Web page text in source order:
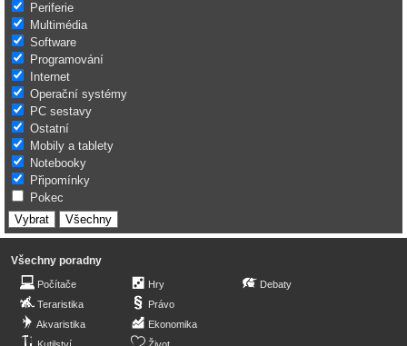
Periferie
Multimédia
Software
Programování
Internet
Operační systémy
PC sestavy
Ostatní
Mobily a tablety
Notebooky
Připomínky
Pokec
Všechny poradny
Počítače
Teraristika
Akvaristika
Hry
Právo
Ekonomika
Debaty